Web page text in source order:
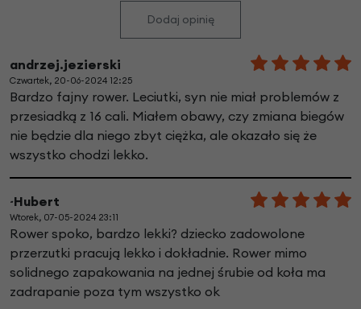
Dodaj opinię
andrzej.jezierski
Czwartek, 20-06-2024 12:25
Bardzo fajny rower. Leciutki, syn nie miał problemów z
przesiadką z 16 cali. Miałem obawy, czy zmiana biegów
nie będzie dla niego zbyt ciężka, ale okazało się że
wszystko chodzi lekko.
~Hubert
Wtorek, 07-05-2024 23:11
Rower spoko, bardzo lekki? dziecko zadowolone
przerzutki pracują lekko i dokładnie. Rower mimo
solidnego zapakowania na jednej śrubie od koła ma
zadrapanie poza tym wszystko ok